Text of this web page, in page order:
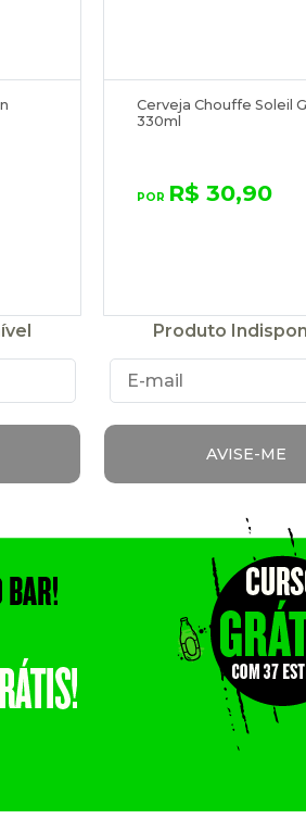
Cerveja Chouffe Soleil
330ml
R$ 30,90
Produto
AVISE-ME